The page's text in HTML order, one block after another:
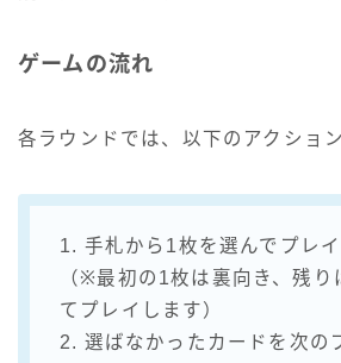
ゲームの流れ
各ラウンドでは、以下のアクショ
1. 手札から1枚を選んでプレ
（※最初の1枚は裏向き、残り
てプレイします）
2. 選ばなかったカードを次の